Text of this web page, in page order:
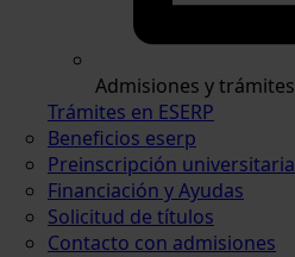
Admisiones y trámites
Trámites en ESERP
Beneficios eserp
Preinscripción universitaria
Financiación y Ayudas
Solicitud de títulos
Contacto con admisiones